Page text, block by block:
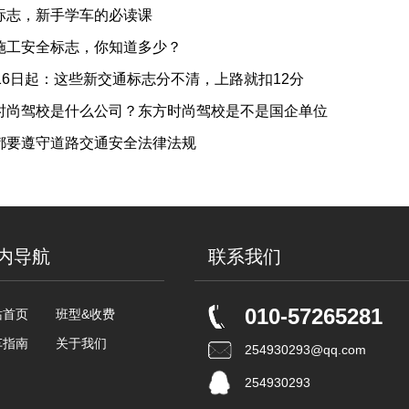
志，新手学车的必读课
安全标志，你知道多少？
日起：这些新交通标志分不清，上路就扣12分
驾校是什么公司？东方时尚驾校是不是国企单位
遵守道路交通安全法律法规
导航
首页
班型&收费
指南
关于我们
联系我们
010-57265281
254930293@qq.com
254930293